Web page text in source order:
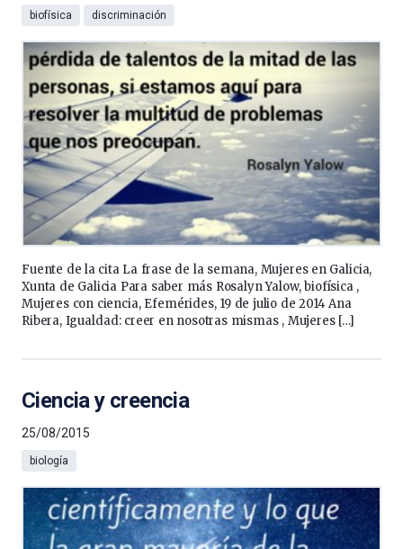
biofísica discriminación
Fuente de la cita La frase de la semana, Mujeres en Galicia,
Xunta de Galicia Para saber más Rosalyn Yalow, biofísica ,
Mujeres con ciencia, Efemérides, 19 de julio de 2014 Ana
Ribera, Igualdad: creer en nosotras mismas , Mujeres […]
Ciencia y creencia
25/08/2015
biología